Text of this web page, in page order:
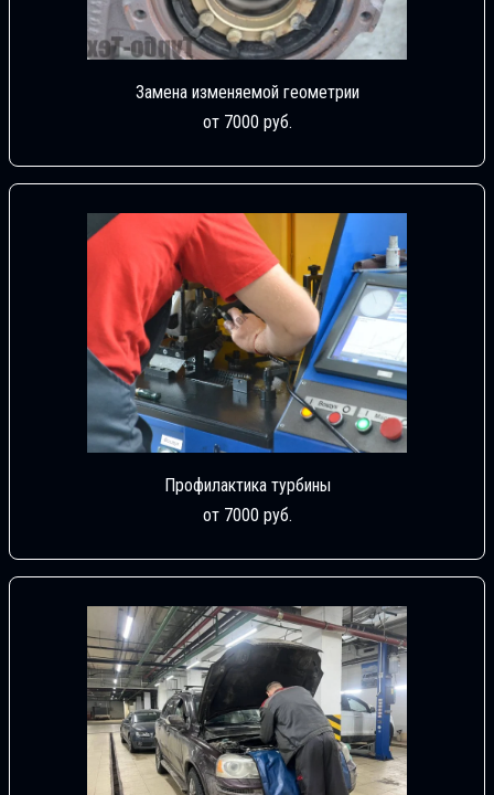
Замена изменяемой геометрии
от 7000 руб.
Профилактика турбины
от 7000 руб.